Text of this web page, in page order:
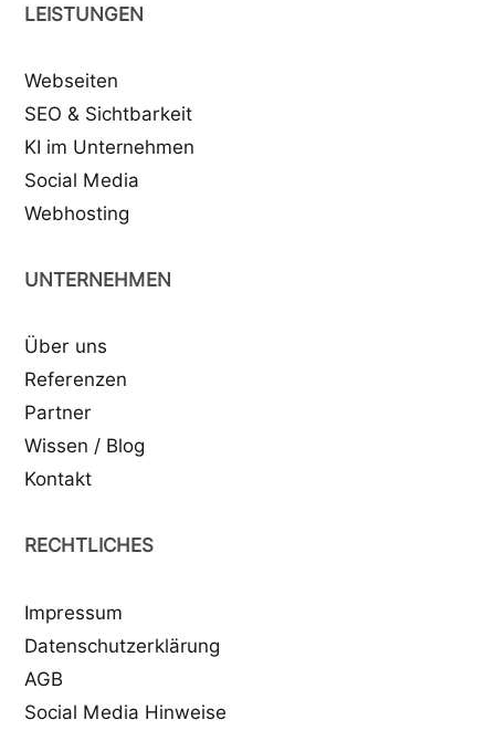
LEISTUNGEN
Webseiten
SEO & Sichtbarkeit
KI im Unternehmen
Social Media
Webhosting
UNTERNEHMEN
Über uns
Referenzen
Partner
Wissen / Blog
Kontakt
RECHTLICHES
Impressum
Datenschutzerklärung
AGB
Social Media Hinweise